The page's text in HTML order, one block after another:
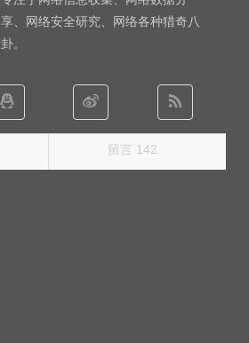
享、网络安全研究、网络各种猎奇八
卦。
留言 142